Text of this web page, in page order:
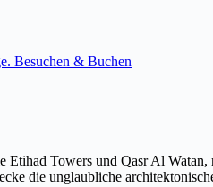
Besuchen & Buchen
Towers und Qasr Al
die unglaubliche